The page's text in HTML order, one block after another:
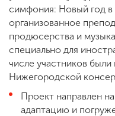
симфония: Новый год в
организованное
продюсерства и
специально для
числе участников
Нижегородской
Проект направлен
адаптацию и